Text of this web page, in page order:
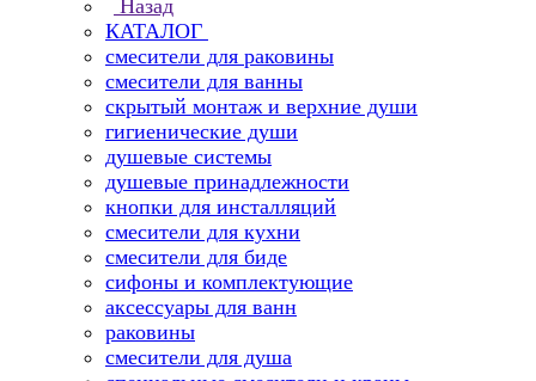
Назад
КАТАЛОГ
смесители для раковины
смесители для ванны
скрытый монтаж и верхние души
гигиенические души
душевые системы
душевые принадлежности
кнопки для инсталляций
смесители для кухни
смесители для биде
сифоны и комплектующие
аксессуары для ванн
раковины
смесители для душа